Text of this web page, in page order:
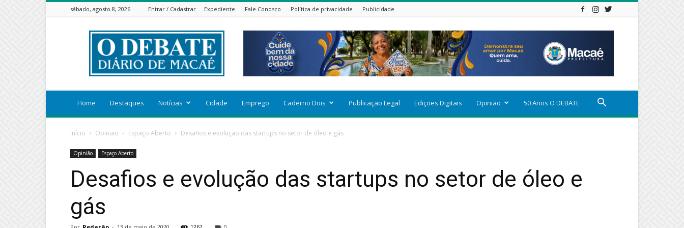
sábado, agosto 8, 2026 Entrar / Cadastrar Expediente Fale Conosco Política de privacidade Publicidade
ODEBATEON
Home Destaques Notícias Cidade Emprego Caderno Dois Publicação Legal Edições Digitais Opinião 50 Anos O DEBATE
Início Opinião Espaço Aberto Desafios e evolução das startups no setor de óleo e gás
Opinião Espaço Aberto
Desafios e evolução das startups no setor de óleo e
gás